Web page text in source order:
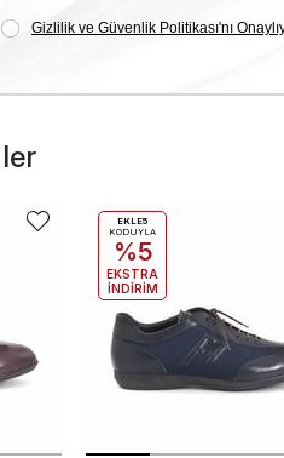
EKLE5
KODUYLA
%5
EKSTRA
İNDİRİM